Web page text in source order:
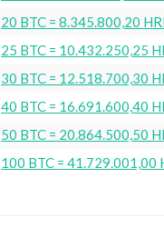
20 BTC = 8.345.800,20
25 BTC = 10.432.250,25
30 BTC = 12.518.700,30
40 BTC = 16.691.600,40
50 BTC = 20.864.500,50
100 BTC = 41.729.001,00